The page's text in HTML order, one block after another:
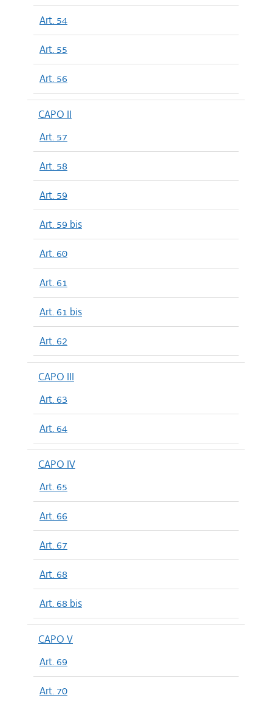
Art. 54
Art. 55
Art. 56
CAPO II
Art. 57
Art. 58
Art. 59
Art. 59 bis
Art. 60
Art. 61
Art. 61 bis
Art. 62
CAPO III
Art. 63
Art. 64
CAPO IV
Art. 65
Art. 66
Art. 67
Art. 68
Art. 68 bis
CAPO V
Art. 69
Art. 70